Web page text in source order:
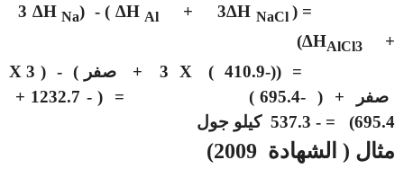
= (
3∆H NaCl
+
∆H Al
) - (
3 ∆HNa
+
∆HAlCl3
)
= ((-410.9 )
X 3 + صفر ) - ( 3
X
صفر + ( -695.4 ) = ( - 1232.7 +
695.4) = - 537.3 كيلو جول
مثال ( الشهادة 2009)